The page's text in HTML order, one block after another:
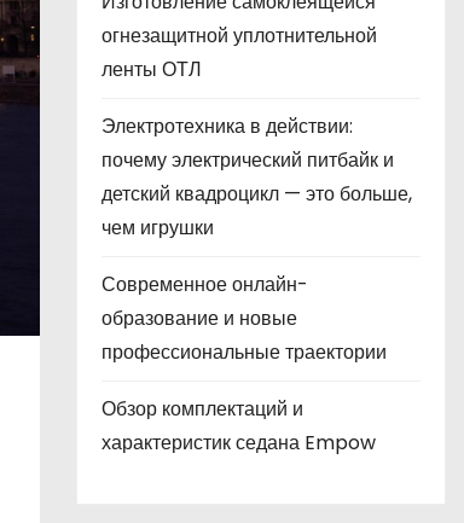
огнезащитной уплотнительной
ленты ОТЛ
Электротехника в действии:
почему электрический питбайк и
детский квадроцикл — это больше,
чем игрушки
Современное онлайн-
образование и новые
профессиональные траектории
Обзор комплектаций и
характеристик седана Empow